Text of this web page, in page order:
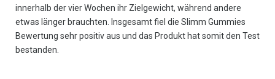
innerhalb der vier Wochen ihr Zielgewicht, während andere
etwas länger brauchten. Insgesamt fiel die Slimm Gummies
Bewertung sehr positiv aus und das Produkt hat somit den Test
bestanden.